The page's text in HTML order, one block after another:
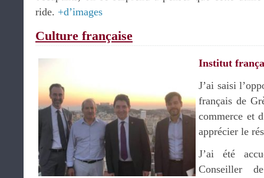
ride. +d’images
Culture française
Institut
J’ai saisi
français de
commerce et
apprécier le
J’ai été
Conseiller